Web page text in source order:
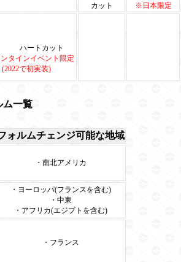
カット
※日本限定
ハートカット
タインイベント限定
(2022で初実装)
ム一覧
ォルムチェンジ可能な地域
・南北アメリカ
・ヨーロッパ(フランスを含む)
・中東
・アフリカ(エジプトを含む)
・フランス